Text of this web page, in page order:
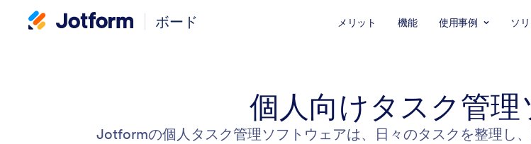
ボード メリット 機能 使用事例 ソ
個人向けタスク管
Jotformの個人タスク管理ソフトウェアは、日々のタスクを整理し、